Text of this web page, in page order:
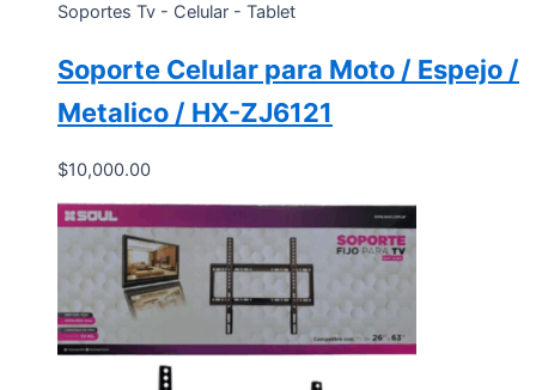
Soportes Tv - Celular - Tablet
Soporte Celular para Moto / Espejo /
Metalico / HX-ZJ6121
$10,000.00